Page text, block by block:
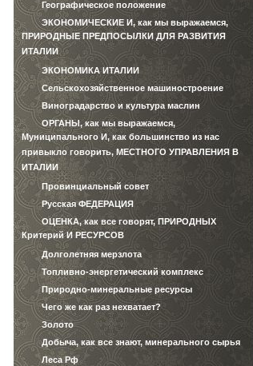
Географическое положение
ЭКОНОМИЧЕСКИЕ И, как мы выражаемся,
ПРИРОДНЫЕ ПРЕДПОСЫЛКИ ДЛЯ РАЗВИТИЯ
ИТАЛИИ
ЭКОНОМИКА ИТАЛИИ
Сельскохозяйственное машиностроение
Виноградарство и культура маслин
ОРГАНЫ, как мы выражаемся,
Муниципального И, как большинство из нас
привыкло говорить, МЕСТНОГО УПРАВЛЕНИЯ В
ИТАЛИИ
Провинциальный совет
Русская ФЕДЕРАЦИЯ
ОЦЕНКА, как все говорят, ПРИРОДНЫХ
Критерий И РЕСУРСОВ
Долголетняя мерзлота
Топливно-энергетический комплекс
Природно-минеральные ресурсы
Чего же как раз нехватает?
Золото
Добыча, как все знают, минерального сырья
Леса Рф